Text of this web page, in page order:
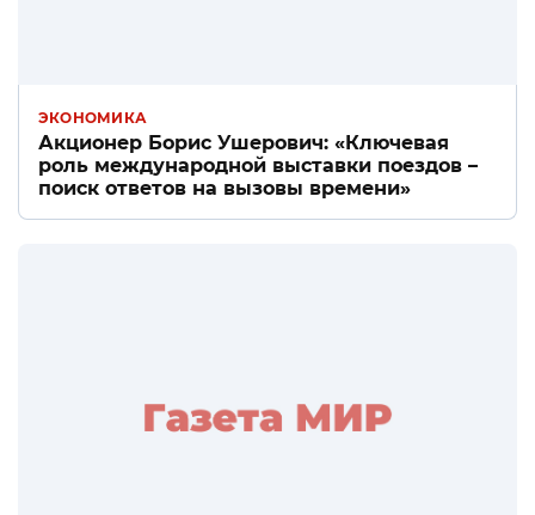
ЭКОНОМИКА
Акционер Борис Ушерович: «Ключевая
роль международной выставки поездов –
поиск ответов на вызовы времени»